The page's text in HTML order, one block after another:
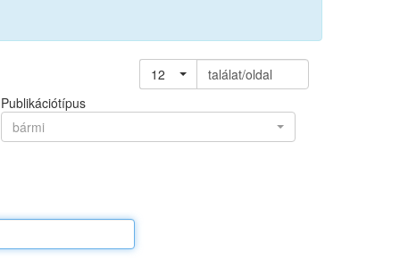
12
találat/oldal
Publikációtípus
bármi